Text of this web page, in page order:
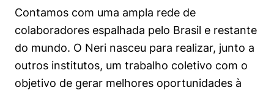
Contamos com uma ampla rede de
colaboradores espalhada pelo Brasil e restante
do mundo. O Neri nasceu para realizar, junto a
outros institutos, um trabalho coletivo com o
objetivo de gerar melhores oportunidades à